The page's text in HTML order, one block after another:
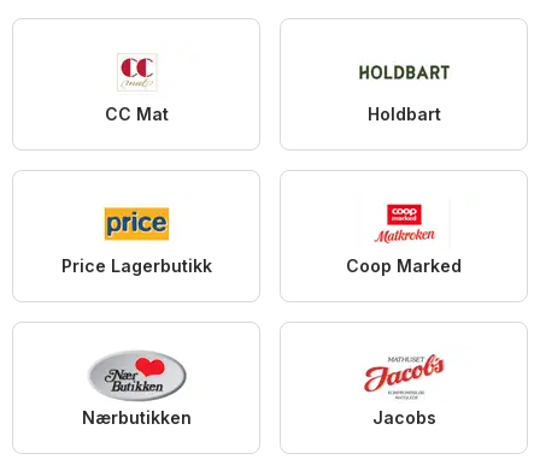
CC Mat Holdbart
Price Lagerbutikk Coop Marked
Nærbutikken Jacobs